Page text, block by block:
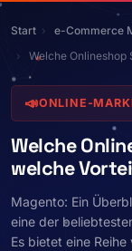
Start e-Commerce
Welche
📣ONLINE-
Welche
welche
Magento: Ein
eine der
Es bietet eine